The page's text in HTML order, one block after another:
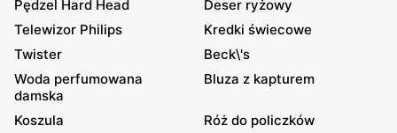
Pędzel Hard Head
Deser ryżowy
Telewizor Philips
Kredki świecowe
Twister
Beck\'s
Woda perfumowana
damska
Bluza z kapturem
Koszula Róż do policzków